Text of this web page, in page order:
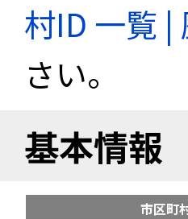
村ID 一覧 |
さい。
基本情報
市区町